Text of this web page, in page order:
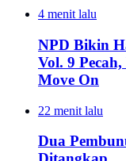
4 menit lalu
NPD Bikin
Vol. 9
Move On
22 menit lalu
Dua